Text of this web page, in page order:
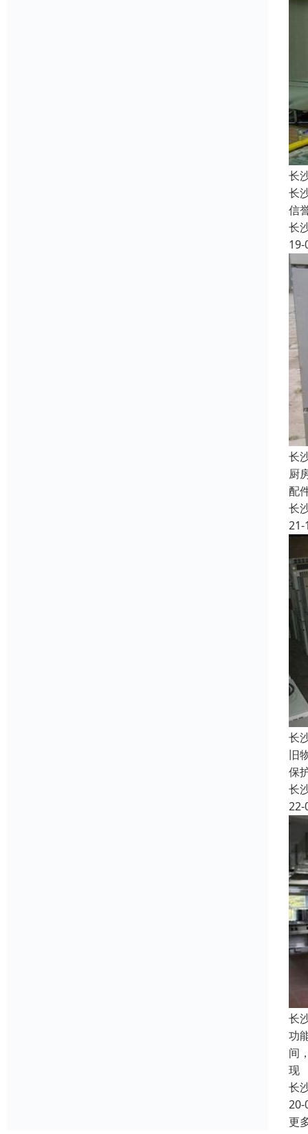
长
长
信
长
19-
长
厨
配
长
21-
长
旧
保
长
22-
长
功
间
现
长
20-
更